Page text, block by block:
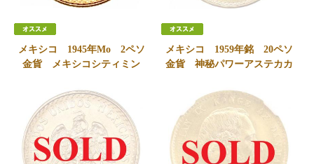
メキシコ 1945年Mo 2ペソ
金貨 メキシコシティミン
90,000円
会員価格
88,000円
メキシコ 1959年銘 20ペソ
金貨 神秘パワーアステカカ
SOLD